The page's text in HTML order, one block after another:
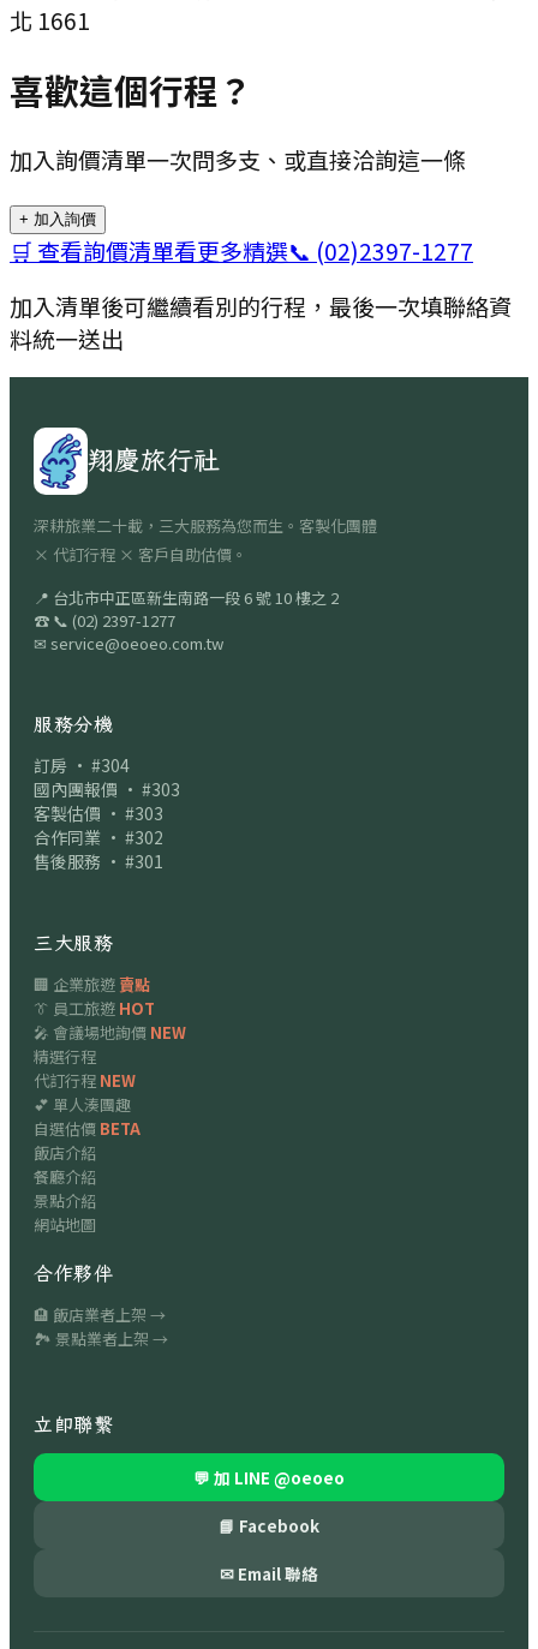
北 1661
喜歡這個行程？
加入詢價清單一次問多支、或直接洽詢這一條
+ 加入詢價
🛒 查看詢價清單看更多精選📞 (02)2397-1277
加入清單後可繼續看別的行程，最後一次填聯絡資
料統一送出
翔慶旅行社
深耕旅業二十載，三大服務為您而生。客製化團體
× 代訂行程 × 客戶自助估價。
📍 台北市中正區新生南路一段 6 號 10 樓之 2
☎ 📞 (02) 2397-1277
✉ service@oeoeo.com.tw
服務分機
訂房 · #304
國內團報價 · #303
客製估價 · #303
合作同業 · #302
售後服務 · #301
三大服務
🏢 企業旅遊賣點
👔 員工旅遊 HOT
🎤 會議場地詢價 NEW
精選行程
代訂行程 NEW
💕 單人湊團趣
自選估價 BETA
飯店介紹
餐廳介紹
景點介紹
網站地圖
合作夥伴
🏨 飯店業者上架 →
🏞 景點業者上架 →
立即聯繫
💬 加 LINE @oeoeo
📘 Facebook
✉ Email 聯絡